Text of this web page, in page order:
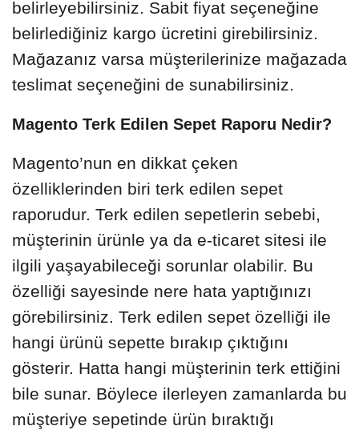
belirleyebilirsiniz. Sabit fiyat seçeneğine
belirlediğiniz kargo ücretini girebilirsiniz.
Mağazanız varsa müşterilerinize mağazada
teslimat seçeneğini de sunabilirsiniz.
Magento Terk Edilen Sepet Raporu Nedir?
Magento’nun en dikkat çeken
özelliklerinden biri terk edilen sepet
raporudur. Terk edilen sepetlerin sebebi,
müşterinin ürünle ya da e-ticaret sitesi ile
ilgili yaşayabileceği sorunlar olabilir. Bu
özelliği sayesinde nere hata yaptığınızı
görebilirsiniz. Terk edilen sepet özelliği ile
hangi ürünü sepette bırakıp çıktığını
gösterir. Hatta hangi müşterinin terk ettiğini
bile sunar. Böylece ilerleyen zamanlarda bu
müşteriye sepetinde ürün bıraktığı